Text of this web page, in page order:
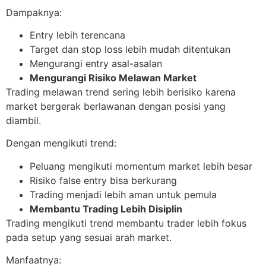
Dampaknya:
Entry lebih terencana
Target dan stop loss lebih mudah ditentukan
Mengurangi entry asal-asalan
Mengurangi Risiko Melawan Market
Trading melawan trend sering lebih berisiko karena
market bergerak berlawanan dengan posisi yang
diambil.
Dengan mengikuti trend:
Peluang mengikuti momentum market lebih besar
Risiko false entry bisa berkurang
Trading menjadi lebih aman untuk pemula
Membantu Trading Lebih Disiplin
Trading mengikuti trend membantu trader lebih fokus
pada setup yang sesuai arah market.
Manfaatnya: